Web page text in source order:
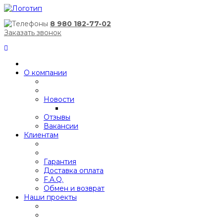
8 980 182-77-02
Заказать звонок
О компании
Новости
Отзывы
Вакансии
Клиентам
Гарантия
Доставка оплата
F.A.Q.
Обмен и возврат
Наши проекты